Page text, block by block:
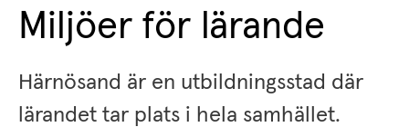
Miljöer för lärande
Härnösand är en utbildningsstad där
lärandet tar plats i hela samhället.